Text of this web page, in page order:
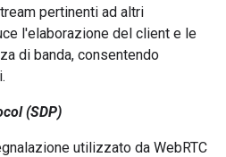
pertinenti ad altri
l'elaborazione del client e le
di banda, consentendo
(SDP)
utilizzato da WebRTC